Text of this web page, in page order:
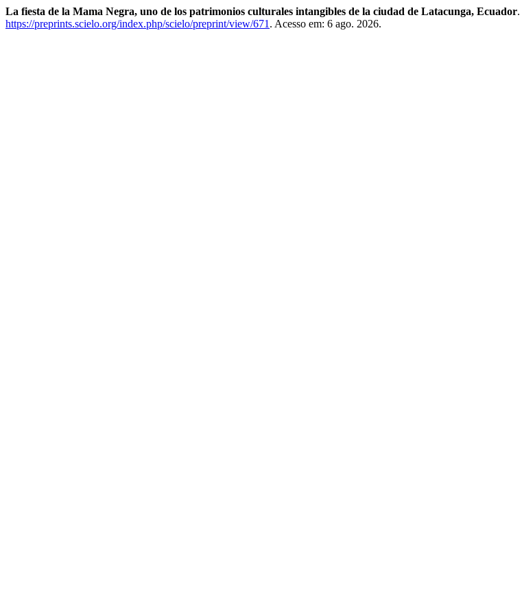
La fiesta de la Mama Negra, uno de los patrimonios culturales intangibles de la ciudad de Latacunga, Ecuador.
https://preprints.scielo.org/index.php/scielo/preprint/view/671 . Acesso em: 6 ago. 2026.